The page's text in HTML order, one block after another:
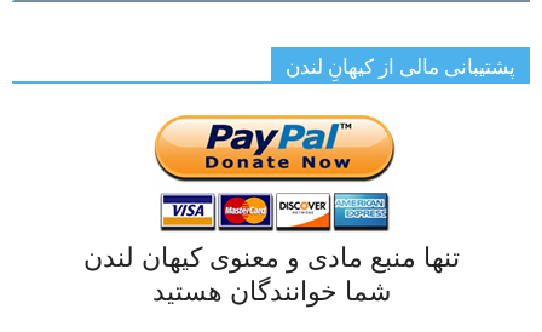
پشتیبانی مالی از کیهانِ لندن
تنها منبع مادی و معنوی کیهان لندن
شما خوانندگان هستید